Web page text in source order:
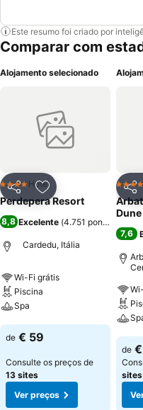
Este resumo foi criado por
Comparar com
Alojamento selecionado
PartilharAdicionar aos
4 EstrelasHotel
Perdepera Resort
8,8 Excelente (4.751 pontuações
Cardedu, Itália
Wi-Fi grátis
Piscina
Spa
Ver preços
de € 59
Consulte os preços de
13 sites
Ver preços
4
7,6
Ver
de
sites